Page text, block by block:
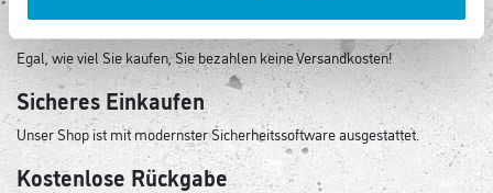
Keine Versandkosten
Egal, wie viel Sie kaufen, Sie bezahlen keine Versandkosten!
Sicheres Einkaufen
Unser Shop ist mit modernster Sicherheitssoftware ausgestattet.
Kostenlose Rückgabe